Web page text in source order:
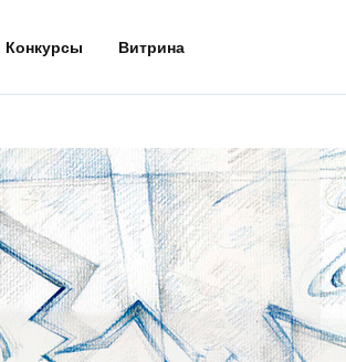
Конкурсы Витрина